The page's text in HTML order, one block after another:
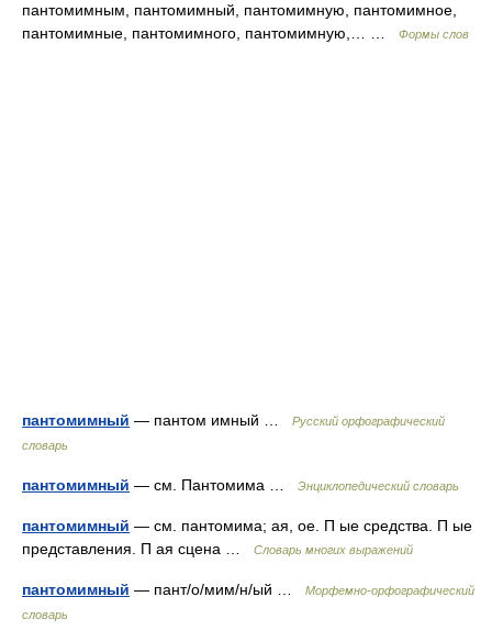
пантомимным, пантомимный, пантомимную, пантомимное,
пантомимные, пантомимного, пантомимную,… …
Формы слов
пантомимный — пантом имный …
Русский орфографический
словарь
пантомимный — см. Пантомима … Энциклопедический словарь
пантомимный — см. пантомима; ая, ое. П ые средства. П ые
представления. П ая сцена …
Словарь многих выражений
пантомимный — пант/о/мим/н/ый …
Морфемно-орфографический
словарь